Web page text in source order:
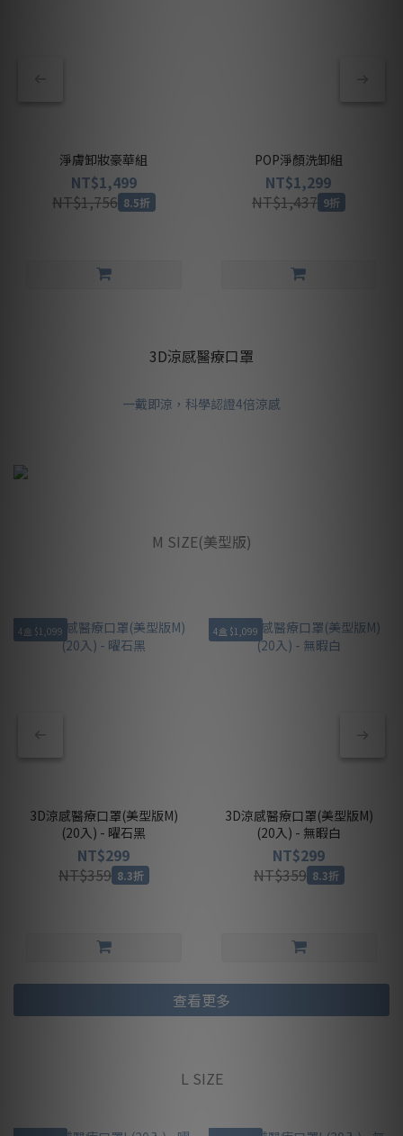
淨膚卸妝豪華組
NT$1,499
NT$1,756 8.5折
POP淨顏洗卸組
NT$1,299
NT$1,437 9折
3D涼感醫療口罩
一戴即涼，科學認證4倍涼感
M SIZE(美型版)
4盒 $1,099
3D涼感醫療口罩(美型版M)
(20入) - 曜石黑
NT$299
NT$359 8.3折
4盒 $1,099
3D涼感醫療口罩(美型版M)
(20入) - 無暇白
NT$299
NT$359 8.3折
查看更多
L SIZE